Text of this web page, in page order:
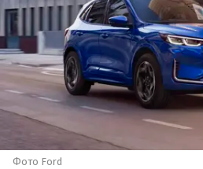
Фото Ford